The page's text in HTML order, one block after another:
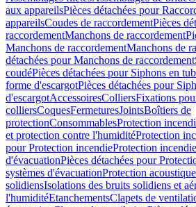
aux appareilsPièces détachées pour
appareilsCoudes de raccordementPièces
raccordementManchons de raccordement
Manchons de raccordementManchons de
détachées pour Manchons de raccordement
coudéPièces détachées pour Siphons en
forme d'escargotPièces détachées pour
d'escargotAccessoiresColliersFixations
colliersCoquesFermeturesJointsBoîtiers de
protectionConsommablesProtection
et protection contre l'humiditéProtection
pour Protection incendieProtection
d'évacuationPièces détachées pour
systèmes d'évacuationProtection acoustique
solidiensIsolations des bruits solidiens et
l'humiditéEtanchementsClapets de